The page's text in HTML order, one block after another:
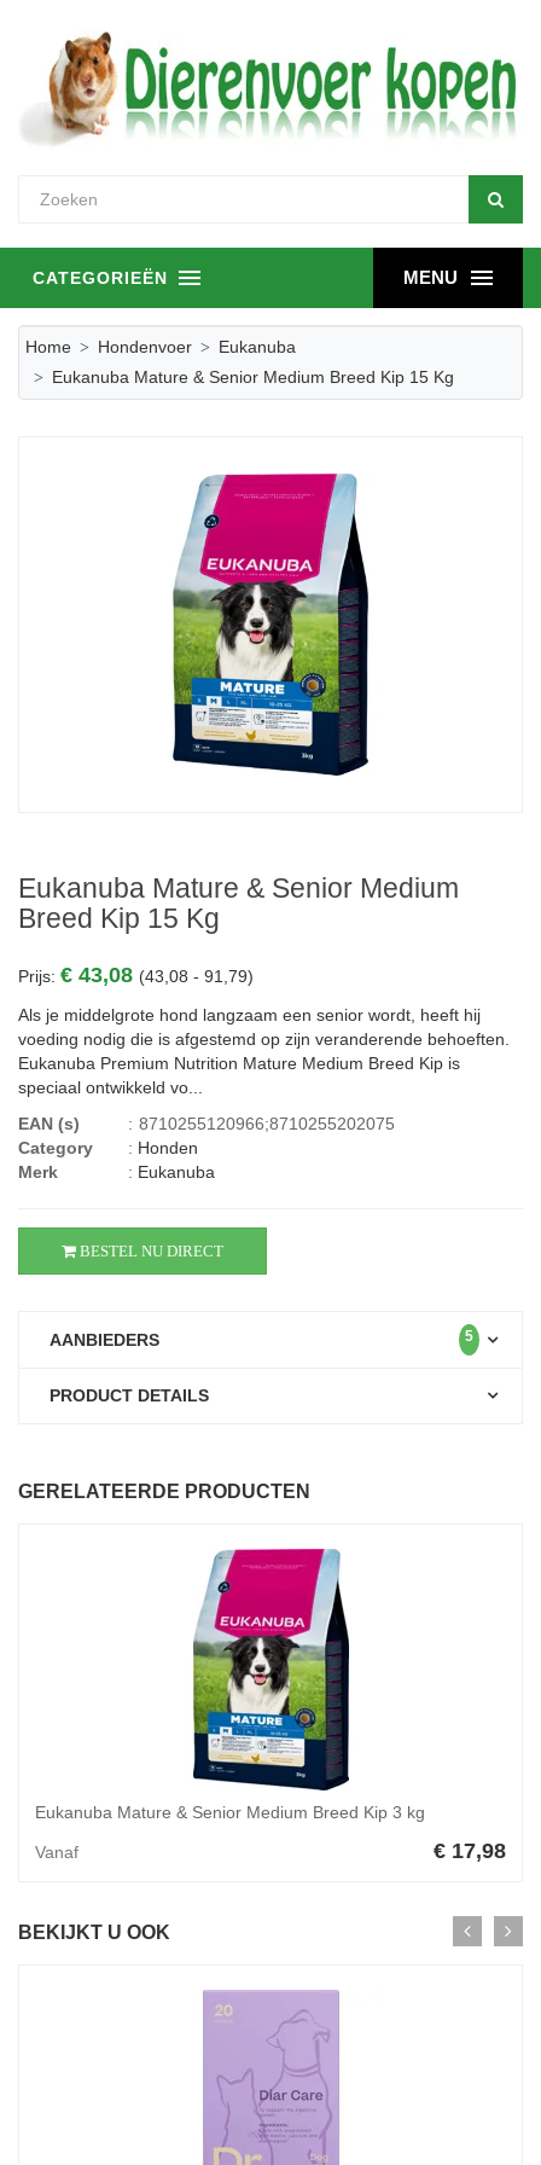
MENU
CATEGORIEËN
Home Hondenvoer
Eukanuba
Eukanuba Mature & Senior Medium Breed Kip 15 Kg
Eukanuba Mature & Senior Medium
Breed Kip 15 Kg
Prijs: € 43,08 (43,08 - 91,79)
Als je middelgrote hond langzaam een senior wordt, heeft hij
voeding nodig die is afgestemd op zijn veranderende behoeften.
Eukanuba Premium Nutrition Mature Medium Breed Kip is
speciaal ontwikkeld vo...
EAN (s)
: 8710255120966;8710255202075
Category
: Honden
Merk
: Eukanuba
BESTEL NU DIRECT
AANBIEDERS 5
PRODUCT DETAILS
GERELATEERDE PRODUCTEN
Eukanuba Mature & Senior Medium Breed Kip 3 kg
Vanaf € 17,98
BEKIJKT U OOK